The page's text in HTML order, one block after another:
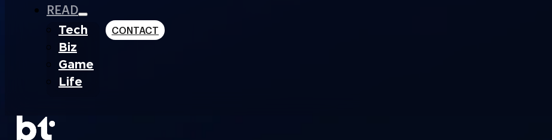
READ
Tech
Biz
Game
Life
CONTACT